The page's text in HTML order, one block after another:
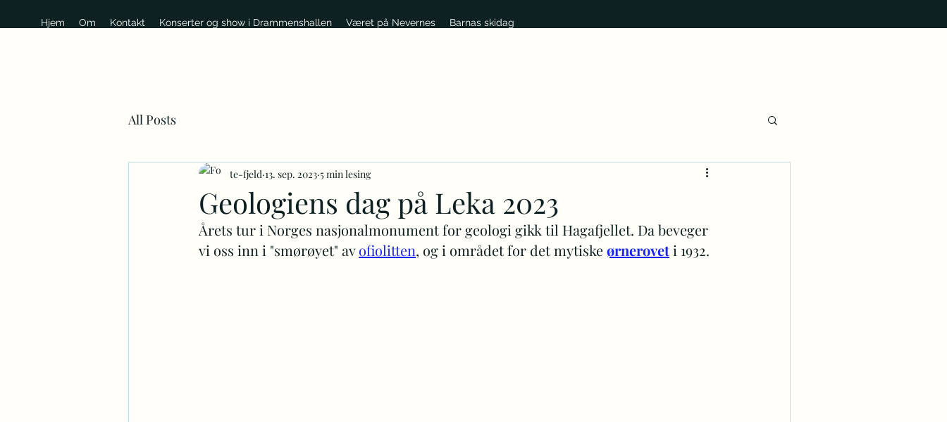
Hjem Om Kontakt Konserter og show i Drammenshallen Været på Nevernes Barnas skidag
All Posts
Geologiens dag på Leka 2023
te-fjeld 13. sep. 2023 5 min lesing
Årets tur i Norges nasjonalmonument for geologi gikk til Hagafjellet. Da beveger
vi oss inn i "smørøyet" av ofiolitten, og i området for det mytiske ørnerovet i 1932.